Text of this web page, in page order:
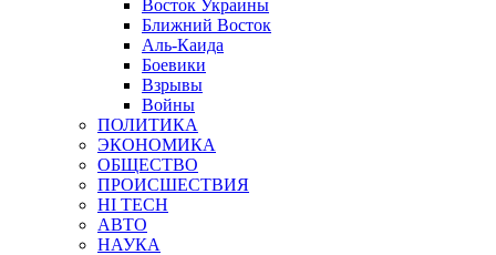
Восток Украины
Ближний Восток
Аль-Каида
Боевики
Взрывы
Войны
ПОЛИТИКА
ЭКОНОМИКА
ОБЩЕСТВО
ПРОИСШЕСТВИЯ
HI TECH
АВТО
НАУКА